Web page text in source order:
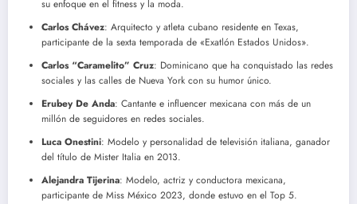
su enfoque en el fitness y la moda.
Carlos Chávez: Arquitecto y atleta cubano residente en Texas,
participante de la sexta temporada de «Exatlón Estados Unidos».
Carlos “Caramelito” Cruz: Dominicano que ha conquistado las redes
sociales y las calles de Nueva York con su humor único.
Erubey De Anda: Cantante e influencer mexicana con más de un
millón de seguidores en redes sociales.
Luca Onestini: Modelo y personalidad de televisión italiana, ganador
del título de Mister Italia en 2013.
Alejandra Tijerina: Modelo, actriz y conductora mexicana,
participante de Miss México 2023, donde estuvo en el Top 5.